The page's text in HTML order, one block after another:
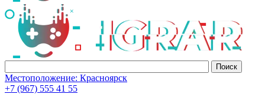
Местоположение: Красноярск
+7 (967) 555 41 55